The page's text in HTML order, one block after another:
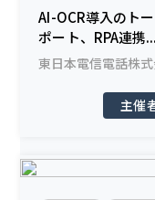
AI-OCR導入のト
ポート、RPA連携...
東日本電信電話株
主催